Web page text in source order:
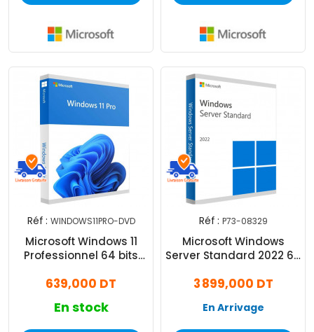
Réf : WINDOWS11PRO-DVD
Microsoft Windows 11
Professionnel 64 bits
639,000 DT
En stock
Réf : P73-08329
Microsoft Windows
Server Standard 2022 64
Core - Français
3 899,000 DT
En Arrivage